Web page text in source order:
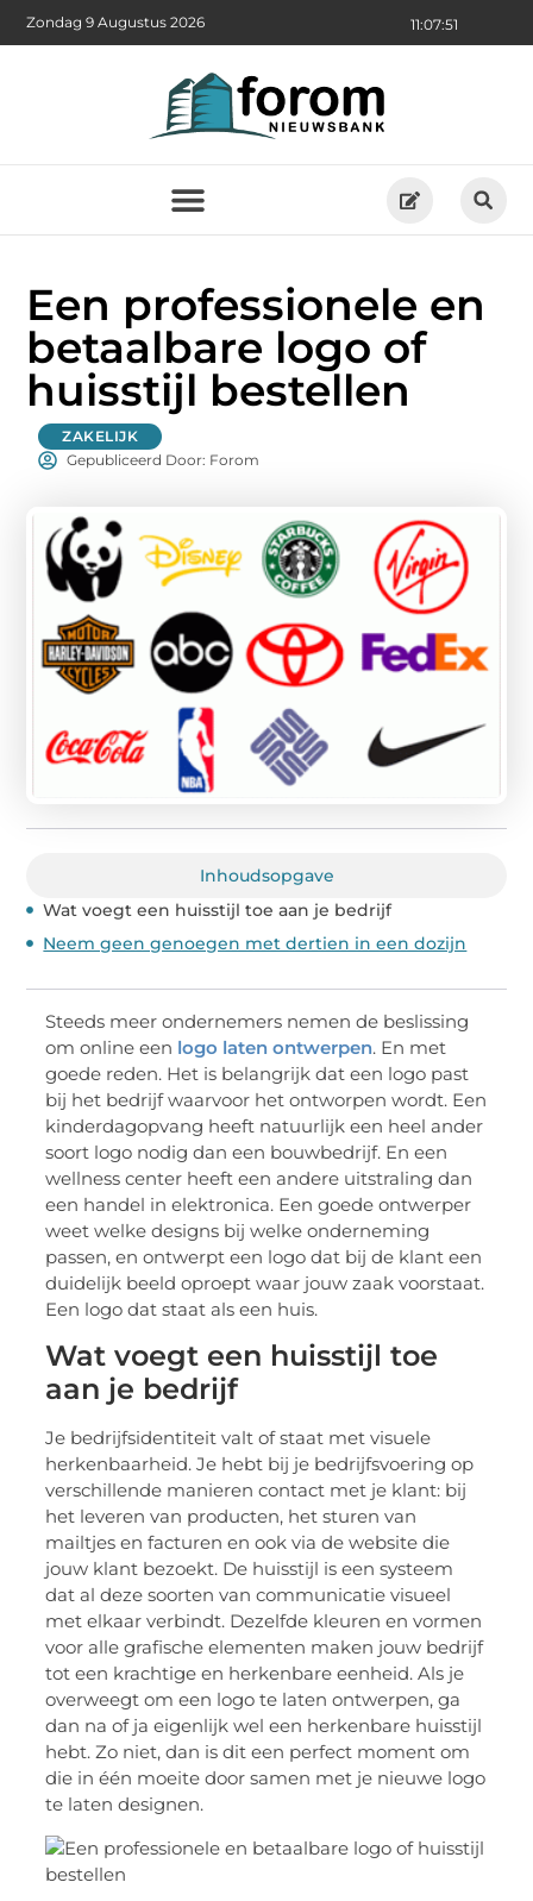
11:07:52
Zondag 9 Augustus 2026
Een professionele en
betaalbare logo of
huisstijl bestellen
ZAKELIJK
Gepubliceerd Door: Forom
Inhoudsopgave
Wat voegt een huisstijl toe aan je bedrijf
Neem geen genoegen met dertien in een dozijn
Steeds meer ondernemers nemen de beslissing
om online een logo laten ontwerpen. En met
goede reden. Het is belangrijk dat een logo past
bij het bedrijf waarvoor het ontworpen wordt. Een
kinderdagopvang heeft natuurlijk een heel ander
soort logo nodig dan een bouwbedrijf. En een
wellness center heeft een andere uitstraling dan
een handel in elektronica. Een goede ontwerper
weet welke designs bij welke onderneming
passen, en ontwerpt een logo dat bij de klant een
duidelijk beeld oproept waar jouw zaak voorstaat.
Een logo dat staat als een huis.
Wat voegt een huisstijl toe
aan je bedrijf
Je bedrijfsidentiteit valt of staat met visuele
herkenbaarheid. Je hebt bij je bedrijfsvoering op
verschillende manieren contact met je klant: bij
het leveren van producten, het sturen van
mailtjes en facturen en ook via de website die
jouw klant bezoekt. De huisstijl is een systeem
dat al deze soorten van communicatie visueel
met elkaar verbindt. Dezelfde kleuren en vormen
voor alle grafische elementen maken jouw bedrijf
tot een krachtige en herkenbare eenheid. Als je
overweegt om een logo te laten ontwerpen, ga
dan na of ja eigenlijk wel een herkenbare huisstijl
hebt. Zo niet, dan is dit een perfect moment om
die in één moeite door samen met je nieuwe logo
te laten designen.